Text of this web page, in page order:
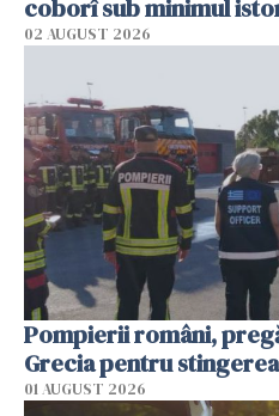
coborî sub minimul
02 AUGUST 2026
Pompierii români,
Grecia pentru
01 AUGUST 2026